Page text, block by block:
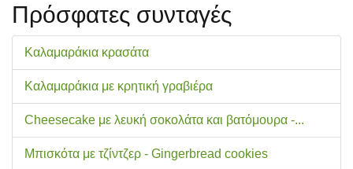
Πρόσφατες συνταγές
Καλαμαράκια κρασάτα
Καλαμαράκια με κρητική γραβιέρα
Cheesecake με λευκή σοκολάτα και βατόμουρα -...
Μπισκότα με τζίντζερ - Gingerbread cookies